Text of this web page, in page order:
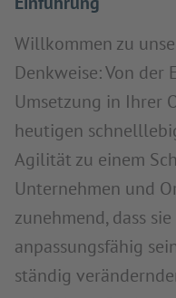
Willkommen zu
Denkweise: Von der
Umsetzung in Ihrer
heutigen
Agilität zu einem
Unternehmen und
zunehmend, dass
anpassungsfähig
ständig